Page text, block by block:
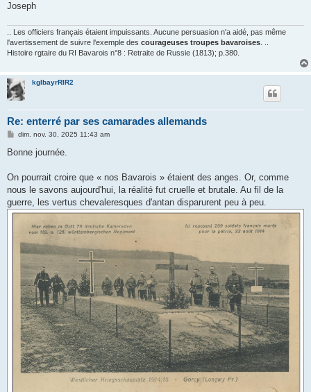
Joseph
.. Les officiers français étaient impuissants. Aucune persuasion n'a aidé, pas même
l'avertissement de suivre l'exemple des courageuses troupes bavaroises
Histoire rgtaire du RI Bavarois n°8 : Retraite de Russie (1813); p.380.
kglbayrRIR2
Re: enterré par ses camarades allemands
M
s
g
dim. nov. 30, 2025 11:43 am
Bonne journée.
On pourrait croire que « nos Bavarois » étaient des anges. Or, comme
nous le savons aujourd'hui, la réalité fut cruelle et brutale. Au fil de la
guerre, les vertus chevaleresques d'antan disparurent peu à peu.